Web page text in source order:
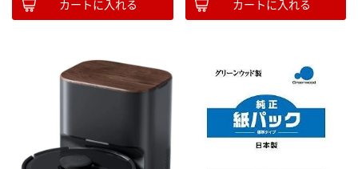
カートに入れる カートに入れる